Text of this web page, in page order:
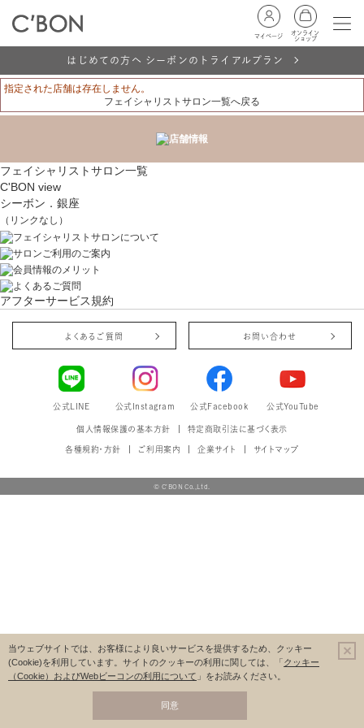
マイページ
オンライン
ショップ
はじめての方へ シーボンのトライアルプラン
指定された店舗は存在しません。
フェイシャリストサロン一覧へ戻る
フェイシャリストサロン一覧
C'BON view
シーボン．銀座
（リンクなし）
アフターサービス規約
よくあるご質問 お問い合わせ
公式LINE 公式Instagram 公式Facebook 公式YouTube
個人情報保護の基本方針 特定商取引法に基づく表示
各種規約・方針 ご利用案内 企業サイト サイトマップ
© C'BON Co.,Ltd.
当ウェブサイトでは、お客様により良いサービスを提供するため、クッキー
(Cookie)を利用しています。 サイトのクッキーの利用に関しては、「クッキー
（Cookie）およびWebビーコンの利用について 」をお読みください。
同意